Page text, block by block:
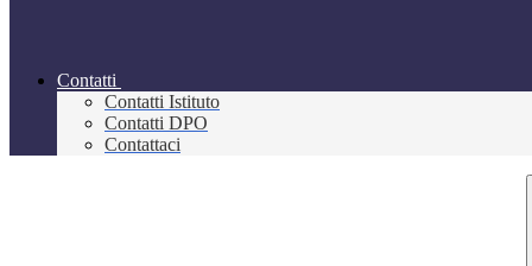
Contatti
Contatti Istituto
Contatti DPO
Contattaci